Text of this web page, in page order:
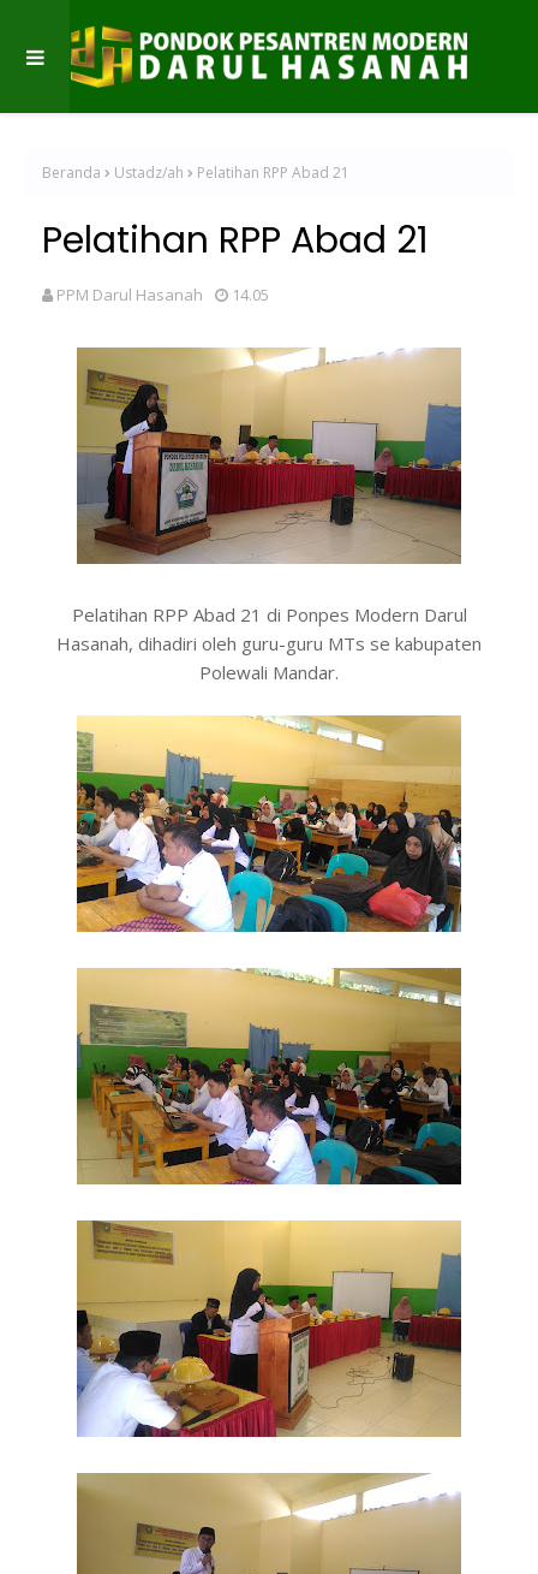
Beranda Ustadz/ah Pelatihan RPP Abad 21
Pelatihan RPP Abad 21
PPM Darul Hasanah 14.05
Pelatihan RPP Abad 21 di Ponpes Modern Darul
Hasanah, dihadiri oleh guru-guru MTs se kabupaten
Polewali Mandar.